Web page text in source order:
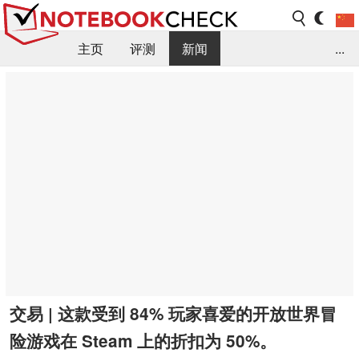
主页 评测
新闻
...
交易 | 这款受到 84% 玩家喜爱的开放世界冒
险游戏在 Steam 上的折扣为 50%。